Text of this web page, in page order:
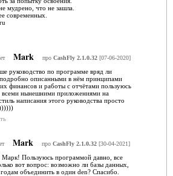
мудрено, что не зашла.
современных.
Mark про CashFly 2.1.0.32[07-06-2020]
руководство по программе вряд ли
подробно описанными в нём принципами
финансов и работы с отчётами пользуюсь
всеми нынешними приложениями на
написания этого руководства просто
Mark про CashFly 2.1.0.32[30-04-2021]
Марк! Пользуюсь программой давно, все
вот вопрос: возможно ли базы данных,
объединить в один den? Спасибо.